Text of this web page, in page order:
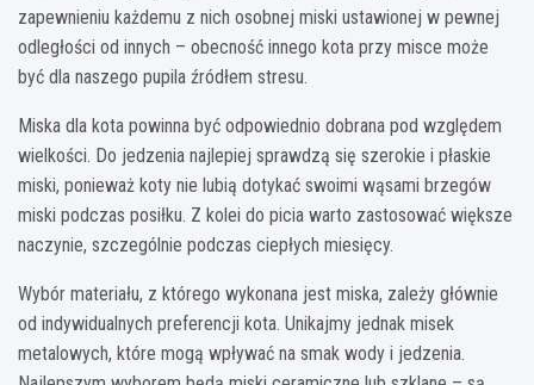
zapewnieniu każdemu z nich osobnej miski ustawionej w pewnej
odległości od innych – obecność innego kota przy misce może
być dla naszego pupila źródłem stresu.
Miska dla kota powinna być odpowiednio dobrana pod względem
wielkości. Do jedzenia najlepiej sprawdzą się szerokie i płaskie
miski, ponieważ koty nie lubią dotykać swoimi wąsami brzegów
miski podczas posiłku. Z kolei do picia warto zastosować większe
naczynie, szczególnie podczas ciepłych miesięcy.
Wybór materiału, z którego wykonana jest miska, zależy głównie
od indywidualnych preferencji kota. Unikajmy jednak misek
metalowych, które mogą wpływać na smak wody i jedzenia.